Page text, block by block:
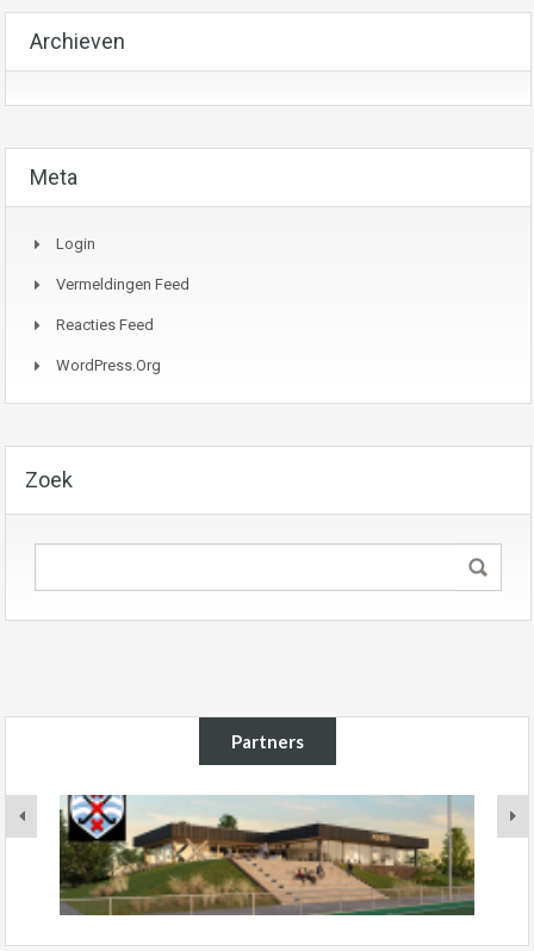
Archieven
Meta
Login
Vermeldingen Feed
Reacties Feed
WordPress.org
Zoek
Partners